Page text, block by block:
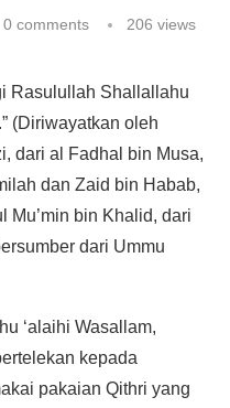
0 comments 206 views
Rasulullah Shallallahu
(Diriwayatkan oleh
dari al Fadhal bin Musa,
dan Zaid bin Habab,
Mu’min bin Khalid, dari
dari Ummu
‘alaihi Wasallam,
kepada
pakaian Qithri yang